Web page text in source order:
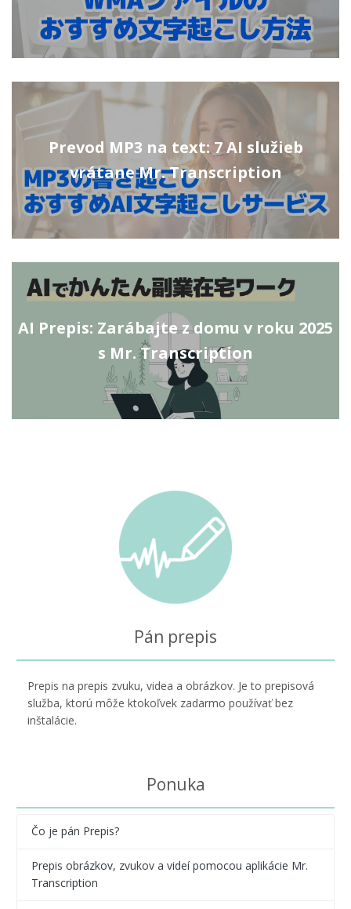
Prevod MP3 na text: 7 AI služieb
vrátane Mr. Transcription
AI Prepis: Zarábajte z domu v roku 2025
s Mr. Transcription
Pán prepis
Prepis na prepis zvuku, videa a obrázkov. Je to prepisová
služba, ktorú môže ktokoľvek zadarmo používať bez
inštalácie.
Ponuka
Čo je pán Prepis?
Prepis obrázkov, zvukov a videí pomocou aplikácie Mr.
Transcription